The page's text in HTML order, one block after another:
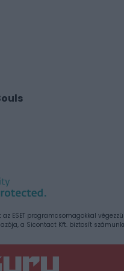
ESET programcsomagokkal
a Sicontact Kft. biztosít